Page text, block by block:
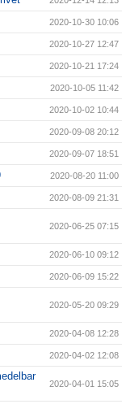
2020-10-30 10:06
2020-10-27 12:47
2020-10-21 17:24
2020-10-05 11:42
2020-10-02 10:44
2020-09-08 20:12
2020-09-07 18:51
2020-08-20 11:00
2020-08-09 21:31
2020-06-25 07:15
2020-06-10 09:12
2020-06-09 15:22
2020-05-20 09:29
2020-04-08 12:28
2020-04-02 12:08
2020-04-01 15:05